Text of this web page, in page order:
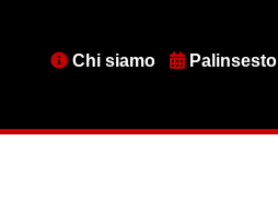
MenuChi siamo Palinsesto